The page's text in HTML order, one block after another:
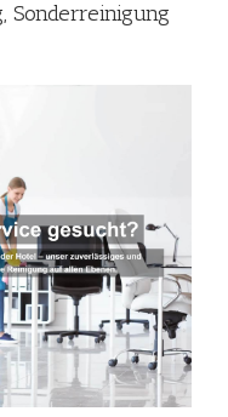
Sonderreinigung